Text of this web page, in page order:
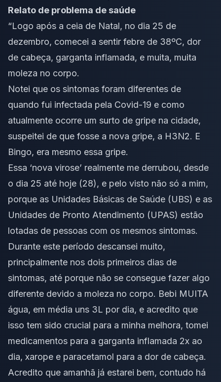
Relato de problema de saúde
“Logo após a ceia de Natal, no dia 25 de
dezembro, comecei a sentir febre de 38ºC, dor
de cabeça, garganta inflamada, e muita, muita
moleza no corpo.
Notei que os sintomas foram diferentes de
quando fui infectada pela Covid-19 e como
atualmente ocorre um surto de gripe na cidade,
suspeitei de que fosse a nova gripe, a H3N2. E
Bingo, era mesmo essa gripe.
Essa ‘nova virose’ realmente me derrubou, desde
o dia 25 até hoje (28), e pelo visto não só a mim,
porque as Unidades Básicas de Saúde (UBS) e as
Unidades de Pronto Atendimento (UPAS) estão
lotadas de pessoas com os mesmos sintomas.
Durante este período descansei muito,
principalmente nos dois primeiros dias de
sintomas, até porque não se consegue fazer algo
diferente devido a moleza no corpo. Bebi MUITA
água, em média uns 3L por dia, e acredito que
isso tem sido crucial para a minha melhora, tomei
medicamentos para a garganta inflamada 2x ao
dia, xarope e paracetamol para a dor de cabeça.
Acredito que amanhã já estarei bem, contudo há